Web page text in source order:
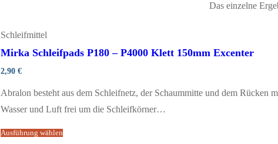
Das einzelne
Schleifmittel
Mirka Schleifpads P180 – P4000 Klett 150mm Excenter
2,90 €
Abralon besteht aus dem Schleifnetz, der Schaummitte und dem
Wasser und Luft frei um die Schleifkörner…
Ausführung wählen